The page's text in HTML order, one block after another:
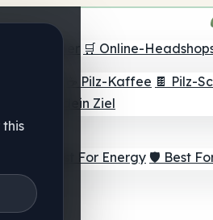
🛒 Online-
Pulver ☕ Pilz-Kaffee 🍫 Pilz-
Beste für dein Ziel
⚡ Best For Energy 🛡️ Best